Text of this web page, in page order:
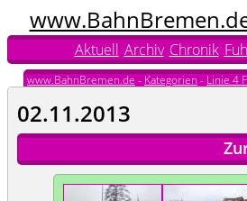
Aktuell Archiv Chronik
www.BahnBremen.de - Kategorien - Linie 4
02.11.2013